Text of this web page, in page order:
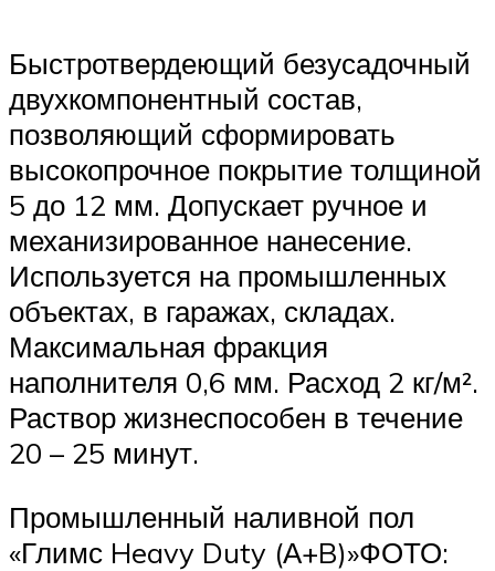
Быстротвердеющий безусадочный
двухкомпонентный состав,
позволяющий сформировать
высокопрочное покрытие толщиной
5 до 12 мм. Допускает ручное и
механизированное нанесение.
Используется на промышленных
объектах, в гаражах, складах.
Максимальная фракция
наполнителя 0,6 мм. Расход 2 кг/м².
Раствор жизнеспособен в течение
20 – 25 минут.
Промышленный наливной пол
«Глимс Heavy Duty (А+B)»ФОТО: